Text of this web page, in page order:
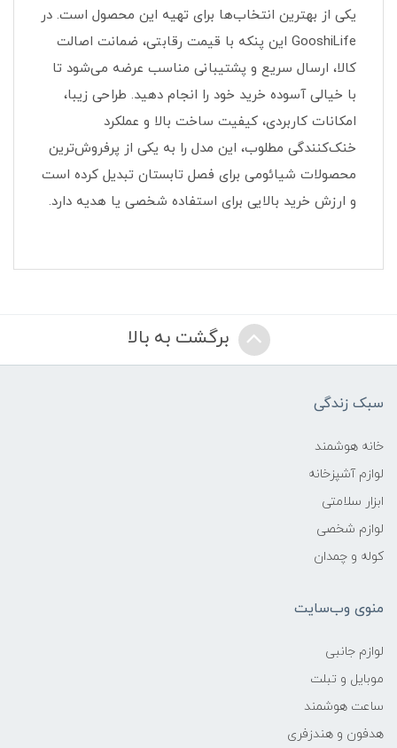
یکی از بهترین انتخاب‌ها برای تهیه این محصول است. در
GooshiLife این پنکه با قیمت رقابتی، ضمانت اصالت
کالا، ارسال سریع و پشتیبانی مناسب عرضه می‌شود تا
با خیالی آسوده خرید خود را انجام دهید. طراحی زیبا،
امکانات کاربردی، کیفیت ساخت بالا و عملکرد
خنک‌کنندگی مطلوب، این مدل را به یکی از پرفروش‌ترین
محصولات شیائومی برای فصل تابستان تبدیل کرده است
و ارزش خرید بالایی برای استفاده شخصی یا هدیه دارد.
برگشت به بالا
سبک زندگی
خانه هوشمند
لوازم آشپزخانه
ابزار سلامتی
لوازم شخصی
کوله و چمدان
منوی وب‌سایت
لوازم جانبی
موبایل و تبلت
ساعت هوشمند
هدفون و هندزفری